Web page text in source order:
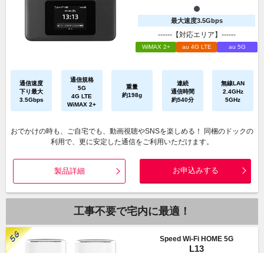
最大速度3.5Gbps
------【対応エリア】------
WiMAX 2+ au 4G LTE au 5G
通信速度
下り最大
3.5Gbps
通信規格
5G
4G LTE
WiMAX 2+
重量
約198g
連続
通信時間
約540分
無線LAN
2.4GHz
5GHz
おでかけの時も、ご自宅でも、動画視聴やSNSを楽しめる！ 同梱のドックの
利用で、更に安定した通信をご利用いただけます。
製品詳細 お申込みする
工事不要で宅内に最適！
Speed Wi-Fi HOME 5G
L13